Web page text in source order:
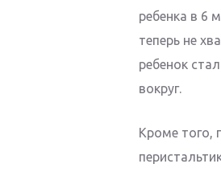
ребенка в 6
теперь не
ребенок
вокруг.
Кроме того,